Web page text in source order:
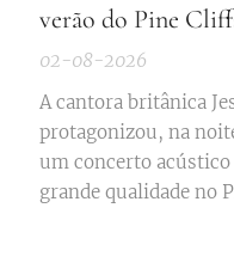
verão do Pine
02-08-2026
A cantora britânica
protagonizou, na
um concerto
grande qualidade no